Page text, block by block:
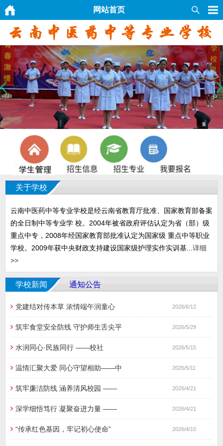
网站首页
关于学校
云南中医药中等专业学校是经云南省教育厅批准、国家教育部备案
的全日制中等专业学 校。2004年被省政府评估认定为省（部）级
重点中专，2008年经国家教育部批准认定为国家级 重点中等职业
学校。2009年获中央财政支持建设国家级护理实作实训基...详细
>>
学校新闻 通知公告
党建结对传本草 浓情端午润童心 2026/6/12
筑牢食堂安全防线 守护师生舌尖平 2026/5/29
水润同心·民族同行 ​——校社 2026/5/15
温情汇聚大爱 同心守望相助——中 2026/5/11
筑牢廉洁防线 涵养清风校园 —— 2026/4/21
深学细悟笃行 凝聚奋进力量 —— 2026/4/21
“传承红色基因，牢记初心使命” 2026/4/10